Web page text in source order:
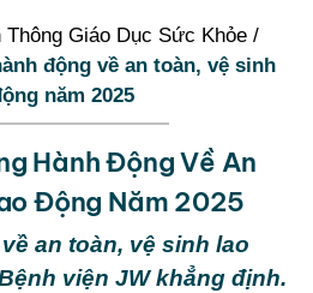
Thông Giáo Dục Sức Khỏe /
động về an toàn, vệ sinh
năm 2025
Hành Động Về An
Động Năm 2025
an toàn, vệ sinh lao
viện JW khẳng định.